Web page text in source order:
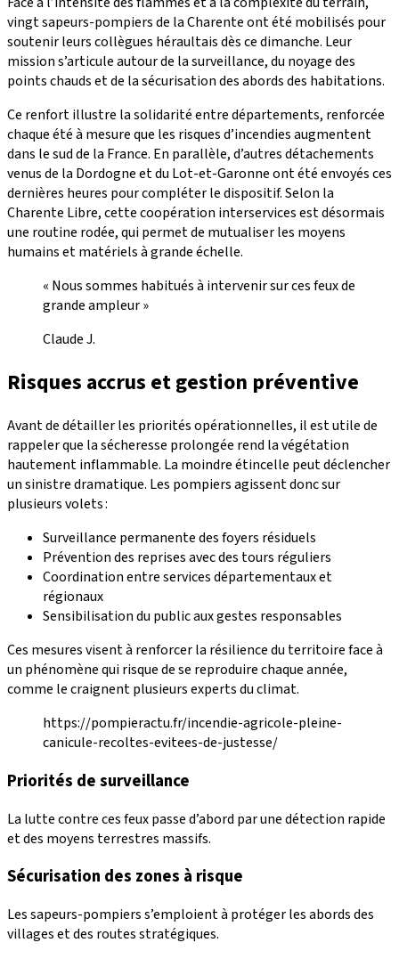
vingt sapeurs-pompiers de la Charente ont été mobilisés pour
soutenir leurs collègues héraultais dès ce dimanche. Leur
mission s’articule autour de la surveillance, du noyage des
points chauds et de la sécurisation des abords des habitations.
Ce renfort illustre la solidarité entre départements, renforcée
chaque été à mesure que les risques d’incendies augmentent
dans le sud de la France. En parallèle, d’autres détachements
venus de la Dordogne et du Lot-et-Garonne ont été envoyés ces
dernières heures pour compléter le dispositif. Selon la
Charente Libre, cette coopération interservices est désormais
une routine rodée, qui permet de mutualiser les moyens
humains et matériels à grande échelle.
« Nous sommes habitués à intervenir sur ces feux de
grande ampleur »
Claude J.
Risques accrus et gestion préventive
Avant de détailler les priorités opérationnelles, il est utile de
rappeler que la sécheresse prolongée rend la végétation
hautement inflammable. La moindre étincelle peut déclencher
un sinistre dramatique. Les pompiers agissent donc sur
plusieurs volets :
Surveillance permanente des foyers résiduels
Prévention des reprises avec des tours réguliers
Coordination entre services départementaux et
régionaux
Sensibilisation du public aux gestes responsables
Ces mesures visent à renforcer la résilience du territoire face à
un phénomène qui risque de se reproduire chaque année,
comme le craignent plusieurs experts du climat.
https://pompieractu.fr/incendie-agricole-pleine-
canicule-recoltes-evitees-de-justesse/
Priorités de surveillance
La lutte contre ces feux passe d’abord par une détection rapide
et des moyens terrestres massifs.
Sécurisation des zones à risque
Les sapeurs-pompiers s’emploient à protéger les abords des
villages et des routes stratégiques.